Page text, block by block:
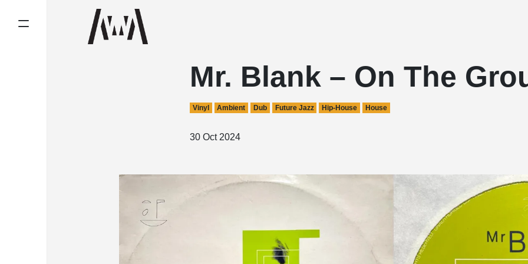
Mr. Blank – On The
Vinyl Ambient Dub Future Jazz Hip-House House
30 Oct 2024